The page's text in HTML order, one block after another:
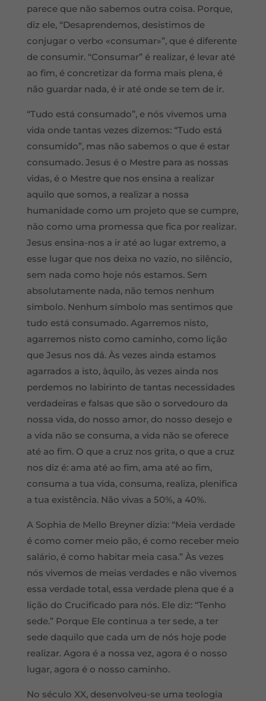
parece que não sabemos outra coisa. Porque,
diz ele, “Desaprendemos, desistimos de
conjugar o verbo «consumar»”, que é diferente
de consumir. “Consumar” é realizar, é levar até
ao fim, é concretizar da forma mais plena, é
não guardar nada, é ir até onde se tem de ir.
“Tudo está consumado”, e nós vivemos uma
vida onde tantas vezes dizemos: “Tudo está
consumido”, mas não sabemos o que é estar
consumado. Jesus é o Mestre para as nossas
vidas, é o Mestre que nos ensina a realizar
aquilo que somos, a realizar a nossa
humanidade como um projeto que se cumpre,
não como uma promessa que fica por realizar.
Jesus ensina-nos a ir até ao lugar extremo, a
esse lugar que nos deixa no vazio, no silêncio,
sem nada como hoje nós estamos. Sem
absolutamente nada, não temos nenhum
símbolo. Nenhum símbolo mas sentimos que
tudo está consumado. Agarremos nisto,
agarremos nisto como caminho, como lição
que Jesus nos dá. Às vezes ainda estamos
agarrados a isto, àquilo, às vezes ainda nos
perdemos no labirinto de tantas necessidades
verdadeiras e falsas que são o sorvedouro da
nossa vida, do nosso amor, do nosso desejo e
a vida não se consuma, a vida não se oferece
até ao fim. O que a cruz nos grita, o que a cruz
nos diz é: ama até ao fim, ama até ao fim,
consuma a tua vida, consuma, realiza, plenifica
a tua existência. Não vivas a 50%, a 40%.
A Sophia de Mello Breyner dizia: “Meia verdade
é como comer meio pão, é como receber meio
salário, é como habitar meia casa.” Às vezes
nós vivemos de meias verdades e não vivemos
essa verdade total, essa verdade plena que é a
lição do Crucificado para nós. Ele diz: “Tenho
sede.” Porque Ele continua a ter sede, a ter
sede daquilo que cada um de nós hoje pode
realizar. Agora é a nossa vez, agora é o nosso
lugar, agora é o nosso caminho.
No século XX, desenvolveu-se uma teologia